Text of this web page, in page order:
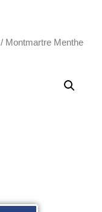
/ Montmartre Menthe